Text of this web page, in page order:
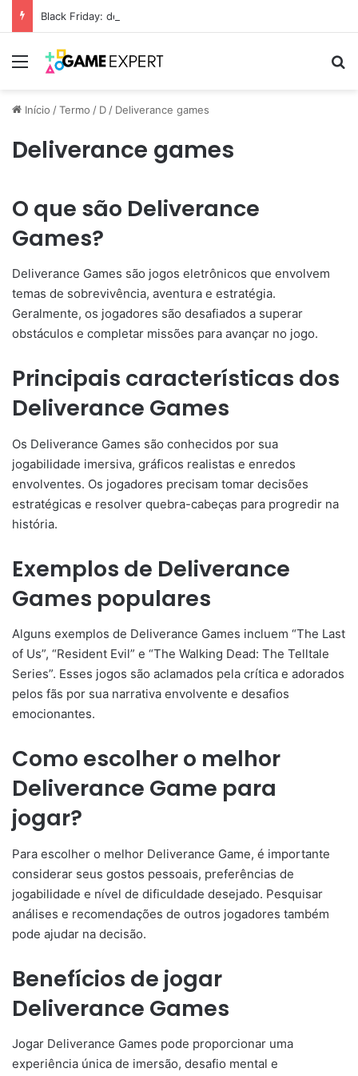
Black Friday: descontos incríveis em eletrônicos
Menu
Início /Termo / D / Deliverance games
Deliverance games
O que são Deliverance
Games?
Deliverance Games são jogos eletrônicos que envolvem
temas de sobrevivência, aventura e estratégia.
Geralmente, os jogadores são desafiados a superar
obstáculos e completar missões para avançar no jogo.
Principais características dos
Deliverance Games
Os Deliverance Games são conhecidos por sua
jogabilidade imersiva, gráficos realistas e enredos
envolventes. Os jogadores precisam tomar decisões
estratégicas e resolver quebra-cabeças para progredir na
história.
Exemplos de Deliverance
Games populares
Alguns exemplos de Deliverance Games incluem “The Last
of Us”, “Resident Evil” e “The Walking Dead: The Telltale
Series”. Esses jogos são aclamados pela crítica e adorados
pelos fãs por sua narrativa envolvente e desafios
emocionantes.
Como escolher o melhor
Deliverance Game para
jogar?
Para escolher o melhor Deliverance Game, é importante
considerar seus gostos pessoais, preferências de
jogabilidade e nível de dificuldade desejado. Pesquisar
análises e recomendações de outros jogadores também
pode ajudar na decisão.
Benefícios de jogar
Deliverance Games
Jogar Deliverance Games pode proporcionar uma
experiência única de imersão, desafio mental e